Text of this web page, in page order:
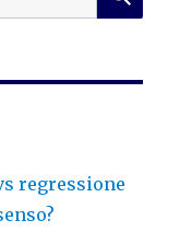
regressione